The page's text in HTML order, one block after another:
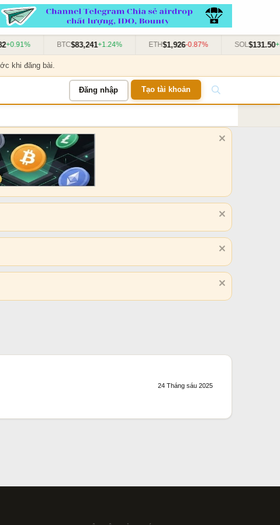
BTC$83,241+1.24% ETH$1,926-0.87% SOL$131.50
khi đăng bài.
Đăng nhập Tạo tài khoản
24 Tháng sáu 2025